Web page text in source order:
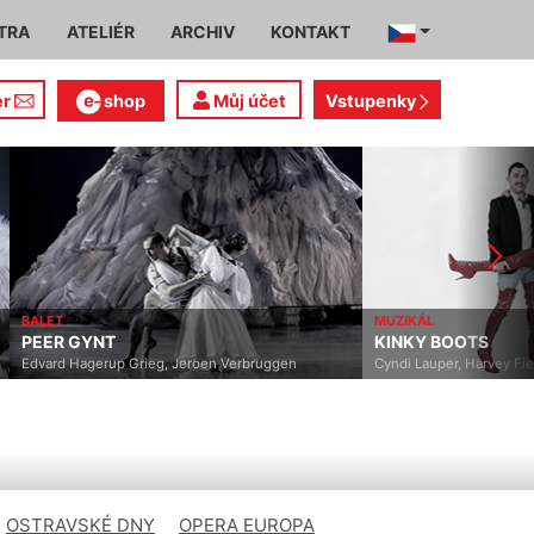
ATELIÉR ARCHIV KONTAKT
shop Můj účet Vstupenky
BALET
PEER GYNT
Edvard Hagerup Grieg, Jeroen Verbruggen
MUZIKÁL
KINKY BOOTS
Cyndi Lauper, Harvey
OSTRAVSKÉ DNY OPERA EUROPA